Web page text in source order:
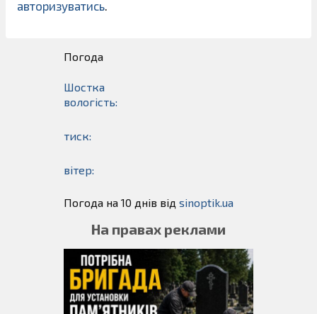
авторизуватись.
Погода
Шостка
вологість:
тиск:
вітер:
Погода на 10 днів від sinoptik.ua
На правах реклами